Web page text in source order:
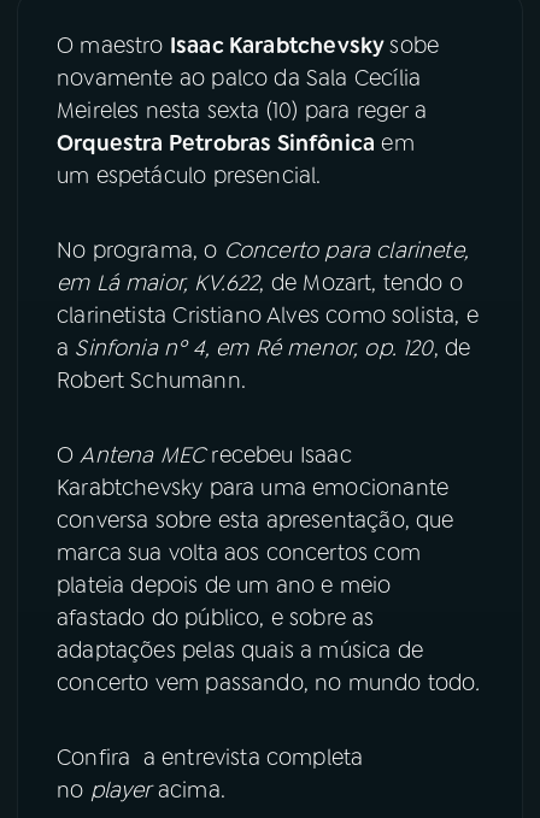
Instagram X
TikTok
O maestro Isaac Karabtchevskysobe
novamente ao palco da Sala Cecília
Meireles nesta sexta (10) para reger a
Orquestra Petrobras Sinfônica em
um espetáculo presencial.
No programa, o Concerto para clarinete,
em Lá maior, KV.622, de Mozart, tendo o
clarinetista Cristiano Alves como solista, e
a Sinfonia nº 4, em Ré menor, op. 120, de
Robert Schumann.
OAntena MECrecebeu Isaac
Karabtchevsky para uma emocionante
conversa sobre esta apresentação, que
marca sua volta aos concertos com
plateia depois de um ano e meio
afastado do público, e sobre as
adaptações pelas quais a música de
concerto vem passando, no mundo todo.
Confira a entrevista completa
no playeracima.